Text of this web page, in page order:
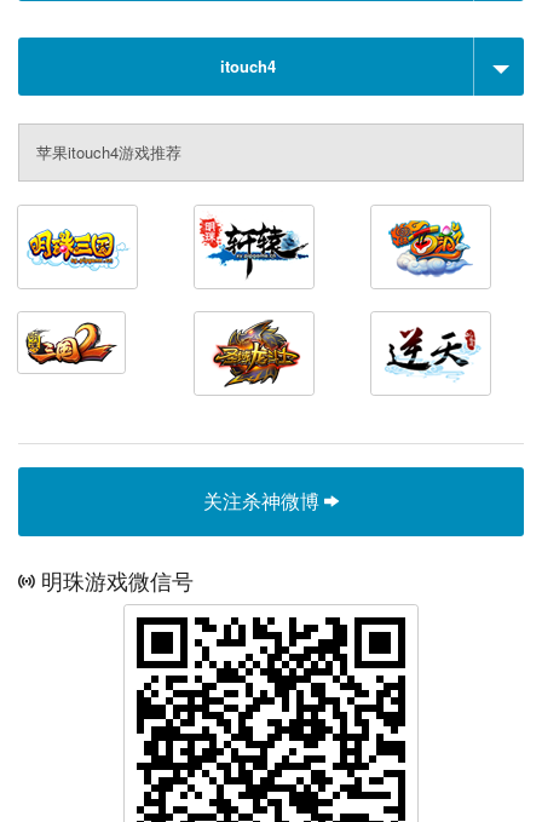
itouch4
苹果itouch4游戏推荐
关注杀神微博
明珠游戏微信号